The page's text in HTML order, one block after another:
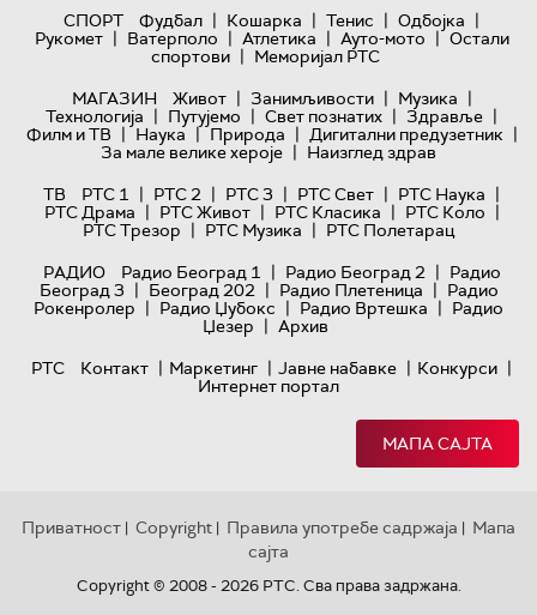
СПОРТ
Фудбал | Кошарка | Тенис | Одбојка |
Рукомет | Ватерполо | Атлетика | Ауто-мото | Остали
спортови | Меморијал РТС
МАГАЗИН
Живот | Занимљивости | Музика |
Технологијa | Путујемо | Свет познатих | Здравље |
Филм и ТВ | Наука | Природа | Дигитални предузетник |
За мале велике хероје | Наизглед здрав
ТВ
РТС 1 | РТС 2 | РТС 3 | РТС Свет | РТС Наука |
РТС Драма | РТС Живот | РТС Класика | РТС Коло |
РТС Трезор | РТС Музика | РТС Полетарац
РАДИО
Радио Београд 1 | Радио Београд 2 | Радио
Београд 3 | Београд 202 | Радио Плетеница | Радио
Рокенролер | Радио Џубокс | Радио Вртешка | Радио
Џезер | Архив
РТС
Контакт | Маркетинг | Јавне набавке | Конкурси |
Интернет портал
МАПА САЈТА
Приватност | Copyright | Правила употребе садржаја | Мапа
сајта
Copyright © 2008 - 2026 РТС. Сва права задржана.